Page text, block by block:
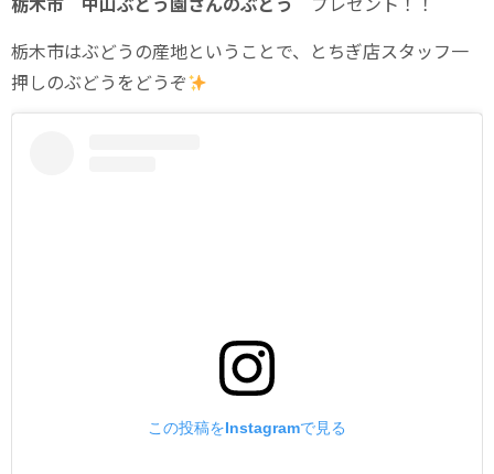
栃木市はぶどうの産地ということで、とちぎ店スタッフ一
押しのぶどうをどうぞ
この投稿をInstagramで見る